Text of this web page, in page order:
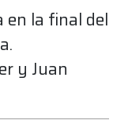
en la final del
y Juan